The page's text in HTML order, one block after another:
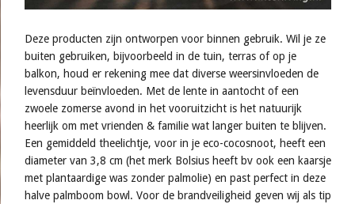
Deze producten zijn ontworpen voor binnen gebruik. Wil je ze
buiten gebruiken, bijvoorbeeld in de tuin, terras of op je
balkon, houd er rekening mee dat diverse weersinvloeden de
levensduur beïnvloeden. Met de lente in aantocht of een
zwoele zomerse avond in het vooruitzicht is het natuurijk
heerlijk om met vrienden & familie wat langer buiten te blijven.
Een gemiddeld theelichtje, voor in je eco-cocosnoot, heeft een
diameter van 3,8 cm (het merk Bolsius heeft bv ook een kaarsje
met plantaardige was zonder palmolie) en past perfect in deze
halve palmboom bowl. Voor de brandveiligheid geven wij als tip